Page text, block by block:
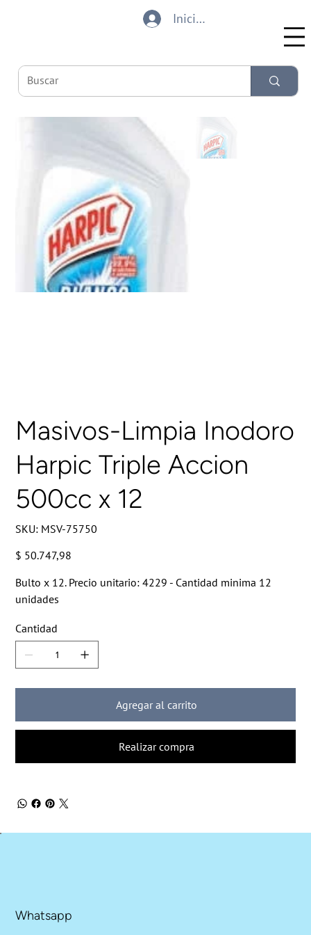
Iniciar sesión
Masivos-Limpia Inodoro
Harpic Triple Accion
500cc x 12
SKU: SKU
MSV-
MSV-75750
Precio
$ 50.747,98
Bulto x 12. Precio unitario: 4229 - Cantidad minima 12
unidades
Cantidad
Agregar al carrito
Realizar compra
Whatsapp